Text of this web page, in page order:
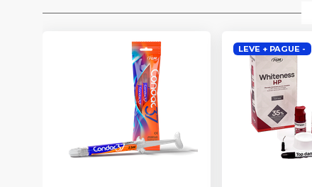
LEVE + PAGUE -